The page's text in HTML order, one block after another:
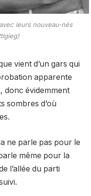
leurs nouveau-nés
vient d’un gars qui
apparente
donc évidemment
sombres d’où
ne parle pas pour le
même pour la
l’allée du parti